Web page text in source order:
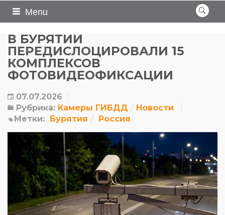
Menu
В БУРЯТИИ
ПЕРЕДИСЛОЦИРОВАЛИ 15
КОМПЛЕКСОВ
ФОТОВИДЕОФИКСАЦИИ
07.07.2026
Рубрика: Камеры ГИБДД
Новости
Метки: Бурятия Россия